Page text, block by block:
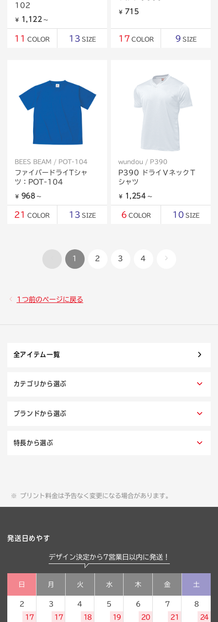
102
￥ 1,122 ～
11 COLOR 13 SIZE
￥ 715
17 COLOR 9 SIZE
BEES BEAM / POT-104
ファイバードライTシャ
ツ：POT-104
￥ 968 ～
21 COLOR 13 SIZE
wundou / P390
P390 ドライＶネックＴ
シャツ
￥ 1,254 ～
6 COLOR 10 SIZE
1 2 3 4
1つ前のページに戻る
全アイテム一覧
カテゴリから選ぶ
ブランドから選ぶ
特長から選ぶ
プリント料金は予告なく変更になる場合があります。
発送日めやす
デザイン決定から7営業日以内に発送！
日 月 火 水 木 金 土
2
17
3
17
4
18
5
19
6
20
7
21
8
24